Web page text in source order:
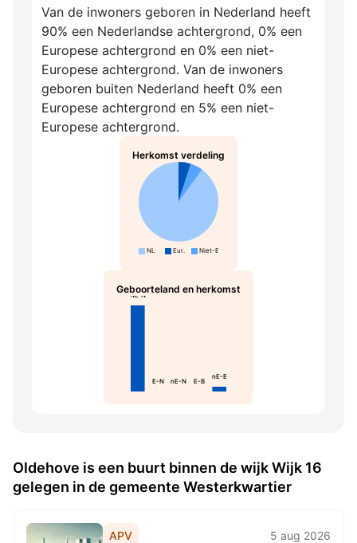
Van de inwoners geboren in Nederland heeft
90% een Nederlandse achtergrond, 0% een
Europese achtergrond en 0% een niet-
Europese achtergrond. Van de inwoners
geboren buiten Nederland heeft 0% een
Europese achtergrond en 5% een niet-
Europese achtergrond.
Herkomst verdeling
NL Eur. Niet-Eur.
Geboorteland en herkomst
NL-N
E-N nE-N E-B
nE-B
Oldehove is een buurt binnen de wijk Wijk 16
gelegen in de gemeente Westerkwartier
APV 5 aug 2026